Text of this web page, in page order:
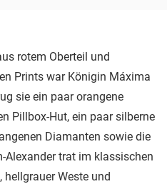
rotem Oberteil und
Prints war Königin Máxima
sie ein paar orangene
Pillbox-Hut, ein paar silberne
Diamanten sowie die
Alexander trat im klassischen
hellgrauer Weste und